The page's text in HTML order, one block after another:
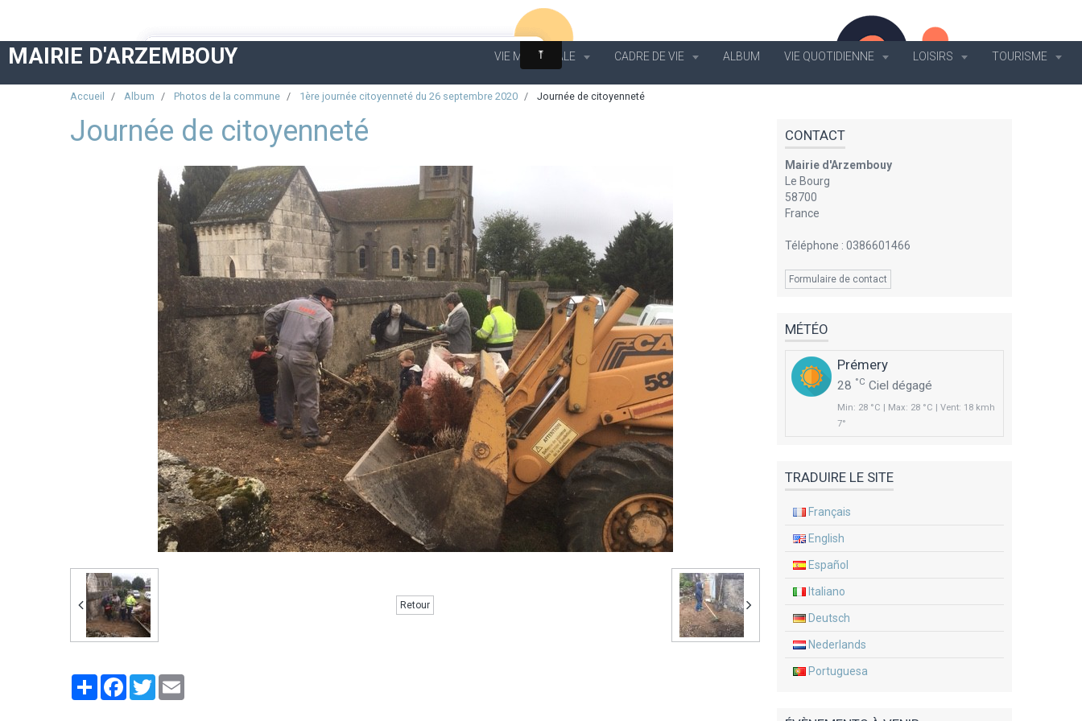
MAIRIE D'ARZEMBOUY VIE MUNICIPALE CADRE DE VIE ALBUM VIE QUOTIDIENNE LOISIRS TOURISME
Accueil Album Photos de la commune 1ère journée citoyenneté du 26 septembre 2020 Journée de citoyenneté
Journée de citoyenneté
Retour
PartagerFacebook
Twitter
CONTACT
Mairie d'Arzembouy
Le Bourg
58700
France
Téléphone : 0386601466
Formulaire de contact
MÉTÉO
Prémery
28 °C Ciel dégagé
Min: 28 °C | Max: 28 °C | Vent: 18 kmh
7°
TRADUIRE LE SITE
Français
English
Español
Italiano
Deutsch
Nederlands
Portuguesa